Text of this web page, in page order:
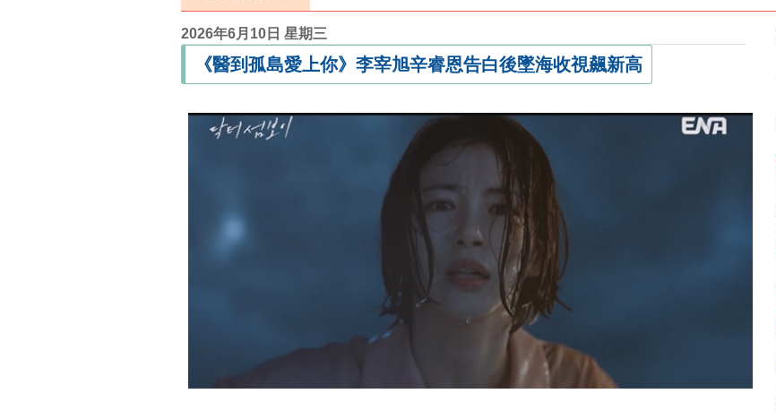
2026年6月10日 星期三
《醫到孤島愛上你》李宰旭辛睿恩告白後墜海收視飆新高